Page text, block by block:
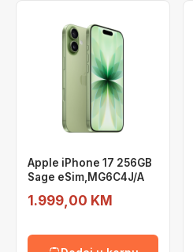
Apple iPhone 17 256GB
Sage eSim,MG6C4J/A
1.999,00 KM